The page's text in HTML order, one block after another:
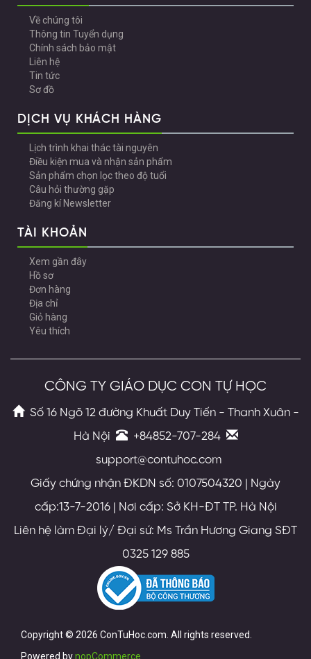
Về chúng tôi
Thông tin Tuyển dụng
Chính sách bảo mật
Liên hệ
Tin tức
Sơ đồ
DỊCH VỤ KHÁCH HÀNG
Lịch trình khai thác tài nguyên
Điều kiện mua và nhận sản phẩm
Sản phẩm chọn lọc theo độ tuổi
Câu hỏi thường gặp
Đăng kí Newsletter
TÀI KHOẢN
Xem gần đây
Hồ sơ
Đơn hàng
Địa chỉ
Giỏ hàng
Yêu thích
CÔNG TY GIÁO DỤC CON TỰ HỌC
Số 16 Ngõ 12 đường Khuất Duy Tiến - Thanh Xuân -
Hà Nội
+84852-707-284
support@contuhoc.com
Giấy chứng nhận ĐKDN số: 0107504320 | Ngày
cấp:13-7-2016 | Nơi cấp: Sở KH-ĐT TP. Hà Nội
Liên hệ làm Đại lý/ Đại sứ: Ms Trần Hương Giang SĐT
0325 129 885
Copyright © 2026 ConTuHoc.com. All rights reserved.
Powered bynopCommerce